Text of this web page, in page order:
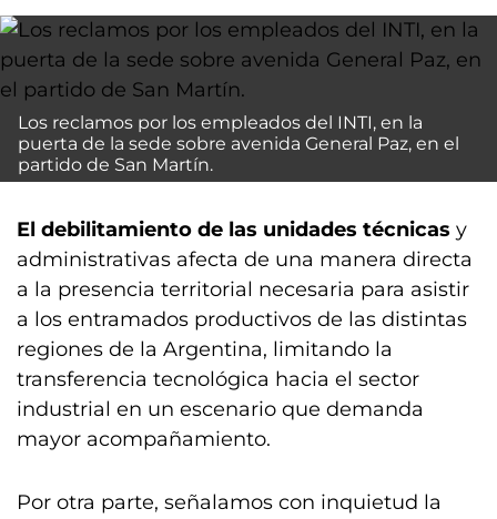
Los reclamos por los empleados del INTI, en la
puerta de la sede sobre avenida General Paz, en el
partido de San Martín.
El debilitamiento de las unidades técnicas y
administrativas afecta de una manera directa
a la presencia territorial necesaria para asistir
a los entramados productivos de las distintas
regiones de la Argentina, limitando la
transferencia tecnológica hacia el sector
industrial en un escenario que demanda
mayor acompañamiento.
Por otra parte, señalamos con inquietud la